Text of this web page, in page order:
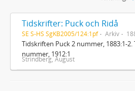
Tidskrifter: Puck och Ridå
SE S-HS SgKB2005/124:1pf Arkiv
Tidskriften Puck 2 nummer, 1883:1-2.
nummer, 1912:1
Strindberg, August